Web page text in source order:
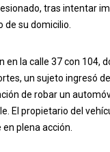
tras intentar
de su domicilio.
en la calle 37 con 104,
un sujeto ingresó
de robar un
El propietario del
plena acción.